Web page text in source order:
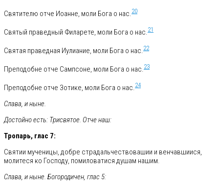
Святителю отче Иоанне, моли Бога о нас.20
Святый праведный Филарете, моли Бога о нас.21
Святая праведная Иулиание, моли Бога о нас.22
Преподобне отче Сампсоне, моли Бога о нас.23
Преподобне отче Зотике, моли Бога о нас.24
Слава, и ныне.
Достойно есть: Трисвятое. Отче наш:
Тропарь, глас 7:
Святии мученицы, добре страдальчествовашии и венчавшиися,
молитеся ко Господу, помиловатися душам нашим.
Слава, и ныне. Богородичен, глас 5: